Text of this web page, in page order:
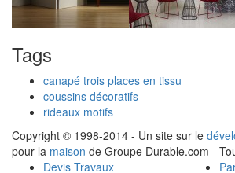
Tags
canapé trois places en tissu
coussins décoratifs
rideaux motifs
Copyright © 1998-2014 - Un site sur le
pour la maison de Groupe Durable.com -
Devis Travaux